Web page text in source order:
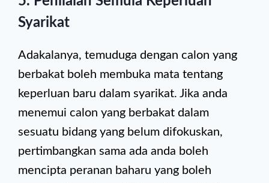
Syarikat
Adakalanya, temuduga dengan calon yang
berbakat boleh membuka mata tentang
keperluan baru dalam syarikat. Jika anda
menemui calon yang berbakat dalam
sesuatu bidang yang belum difokuskan,
pertimbangkan sama ada anda boleh
mencipta peranan baharu yang boleh